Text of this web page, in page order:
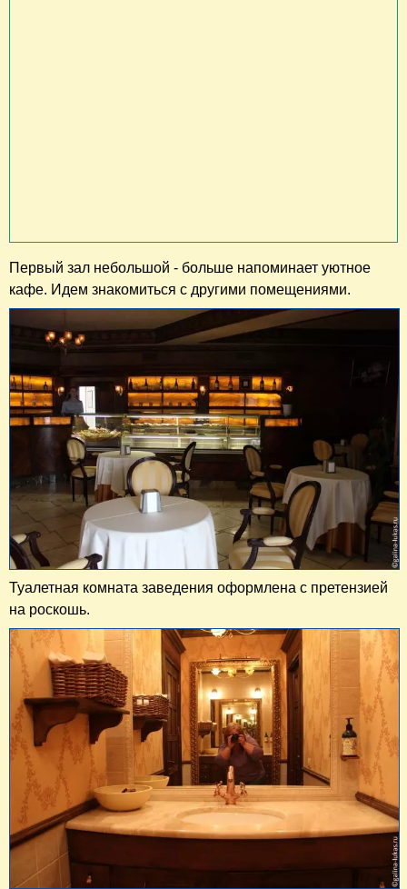
Первый зал небольшой - больше напоминает уютное
кафе. Идем знакомиться с другими помещениями.
Туалетная комната заведения оформлена с претензией
на роскошь.